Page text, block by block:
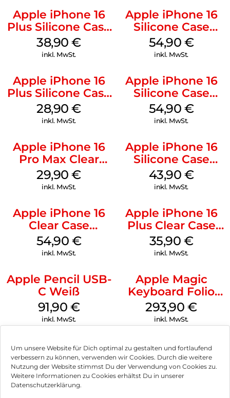
Um unsere Website für Dich optimal zu gestalten und fortlaufend
verbessern zu können, verwenden wir Cookies. Durch die weitere
Nutzung der Website stimmst Du der Verwendung von Cookies zu.
Weitere Informationen zu Cookies erhältst Du in unserer
Datenschutzerklärung.
Apple iPhone 16
Plus Silicone Case
MagSafe Denim
38,90€
inkl. MwSt.
Apple iPhone 16
Silicone Case
MagSafe Black
54,90 €
inkl. MwSt.
Apple iPhone 16
Plus Silicone Case
MagSafe Black
28,90€
inkl. MwSt.
Apple iPhone 16
Silicone Case
MagSafe Lake
Green
54,90 €
inkl. MwSt.
Apple iPhone 16
Pro Max Clear
Case MagSafe
Transparent
29,90€
inkl. MwSt.
Apple iPhone 16
Silicone Case
MagSafe Plum
43,90 €
inkl. MwSt.
Apple iPhone 16
Clear Case
MagSafe
Transparent
54,90 €
inkl. MwSt.
Apple iPhone 16
Plus Clear Case
MagSafe
Transparent
35,90 €
inkl. MwSt.
Apple Pencil USB-
C Weiß
91,90 €
inkl. MwSt.
Apple Magic
Keyboard Folio
iPad 10.9″ (10.Gen.)
Weiß
293,90€
inkl. MwSt.
Impressum